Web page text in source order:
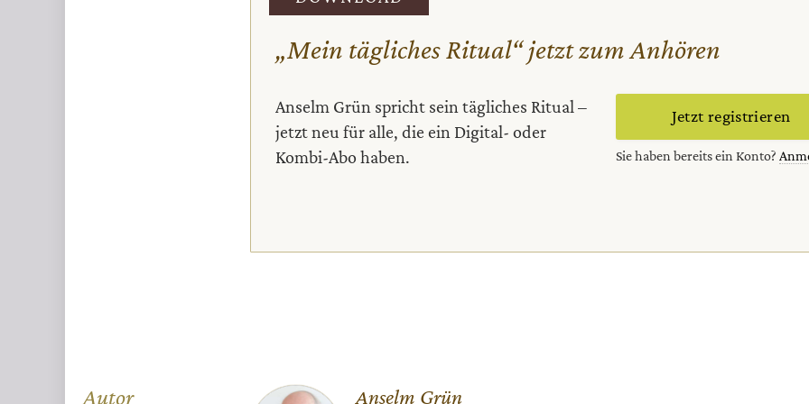
„Mein tägliches Ritual“ jetzt zum Anhören
Anselm Grün spricht sein tägliches Ritual –
jetzt neu für alle, die ein Digital- oder
Kombi-Abo haben.
Jetzt registrieren
Sie haben bereits ein Konto?
Autor Anselm Grün